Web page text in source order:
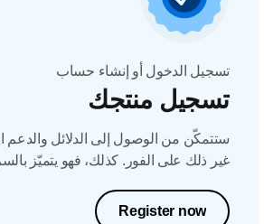
تسجيل الدخول أو إنشاء حساب
تسجيل منتجك
ستتمكّن من الوصول إلى الدلائل والدعم
غير ذلك على الفور. كذلك، فهو يتميّز
Register now